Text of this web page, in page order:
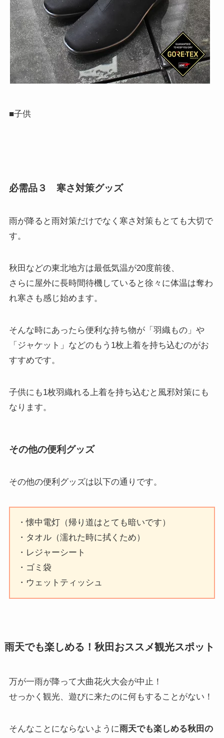
■子供
必需品３ 寒さ対策グッズ
雨が降ると雨対策だけでなく 寒さ対策 もとても大切で
す。
秋田などの東北地方は最低気温が20度前後、
さらに屋外に長時間待機していると徐々に体温は奪わ
れ寒さも感じ始めます。
そんな時にあったら便利な持ち物が「羽織もの」や
「ジャケット」などのもう1枚上着を持ち込むのがお
すすめです。
子供にも1枚羽織れる上着を持ち込むと風邪対策にも
なります。
その他の便利グッズ
その他の便利グッズは以下の通りです。
・懐中電灯（帰り道はとても暗いです）
・タオル（濡れた時に拭くため）
・レジャーシート
・ゴミ袋
・ウェットティッシュ
雨天でも楽しめる！秋田おススメ観光スポット
万が一雨が降って大曲花火大会が中止！
せっかく観光、遊びに来たのに何もすることがない！
そんなことにならないように雨天でも楽しめる秋田の